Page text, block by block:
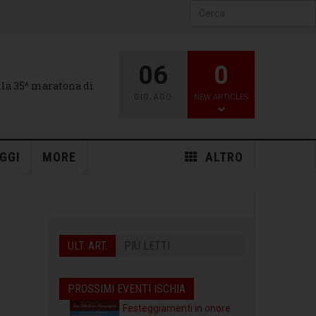
for results.
35^ maratona di
06
GIO , AGO
0
NEW ARTICLES
ALTRO
MORE
ULT. ART. PIÙ LETTI
PROSSIMI EVENTI ISCHIA
Festeggiamenti in onore